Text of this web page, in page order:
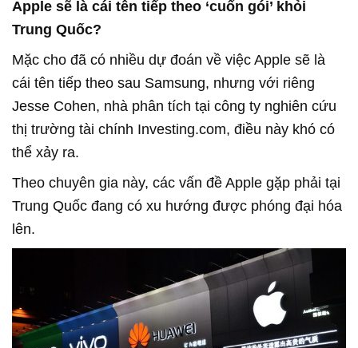
Apple sẽ là cái tên tiếp theo ‘cuốn gói’ khỏi
Trung Quốc?
Mặc cho đã có nhiều dự đoán về việc Apple sẽ là
cái tên tiếp theo sau Samsung, nhưng với riêng
Jesse Cohen, nhà phân tích tại công ty nghiên cứu
thị trường tài chính Investing.com, điều này khó có
thể xảy ra.
Theo chuyên gia này, các vấn đề Apple gặp phải tại
Trung Quốc đang có xu hướng được phóng đại hóa
lên.